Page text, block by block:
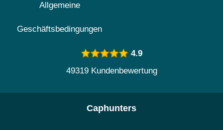
Allgemeine
Geschäftsbedingungen
4.9
49319 Kundenbewertung
Caphunters